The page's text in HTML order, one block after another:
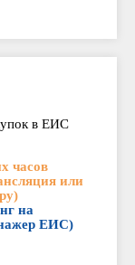
в ЕИС
часов
или
на
ЕИС)